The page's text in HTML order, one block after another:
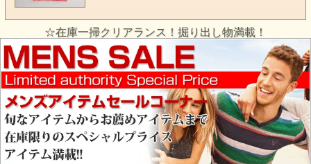
☆在庫一掃クリアランス！掘り出し物満載！